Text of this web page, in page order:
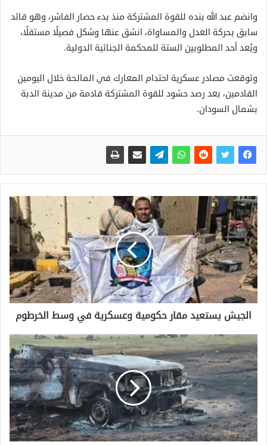
وانضم عبد الله بنده للقوة المشتركة منذ بدء حصار الفاشر، وهو قائد
سابق بحركة العدل والمساواة، انشق عنها وشكل فصيلًا مستقلًا،
ويُعد أحد المطلوبين الستة للمحكمة الجنائية الدولية.
وتوقعت مصادر عسكرية احتدام المعارك في المالحة خلال اليومين
القادمين، بعد رصد حشود للقوة المشتركة قادمة من مدينة الدبة
بشمال السودان.
الجيش يستعيد مقار حكومية وعسكرية في وسط الخرطوم